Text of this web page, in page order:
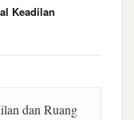
Keadilan